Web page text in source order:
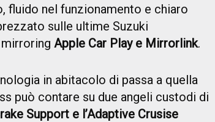
fluido nel funzionamento e chiaro
sulle ultime Suzuki
Apple Car Play e Mirrorlink.
in abitacolo di passa a quella
può contare su due angeli custodi di
Support e l’Adaptive Crusise